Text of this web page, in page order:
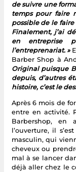
de suivre une
temps pour faire
possible de le
Finalement, j’ai
en entreprise
l’entreprenariat. »
Barber Shop à
Original puisque
depuis, d’autres
histoire, c’est le
Après 6 mois de
entre en activité.
Barbershop, en
l’ouverture, il
masculin, qui
cheveux ou
mal à se lancer
déjà aller chez le